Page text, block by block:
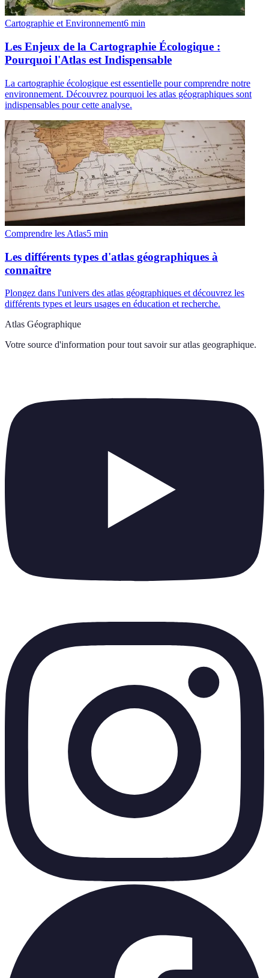
Cartographie et Environnement6 min
Les Enjeux de la Cartographie Écologique :
Pourquoi l'Atlas est Indispensable
La cartographie écologique est essentielle pour comprendre notre
environnement. Découvrez pourquoi les atlas géographiques sont
indispensables pour cette analyse.
Comprendre les Atlas5 min
Les différents types d'atlas géographiques à
connaître
Plongez dans l'univers des atlas géographiques et découvrez les
différents types et leurs usages en éducation et recherche.
Atlas Géographique
Votre source d'information pour tout savoir sur atlas geographique.